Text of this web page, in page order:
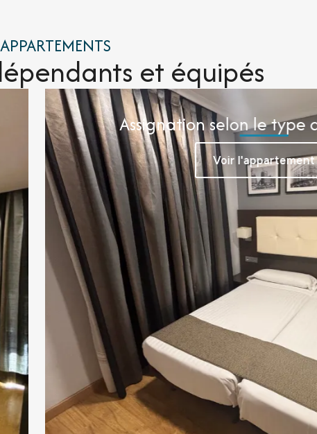
et équipés
Assignation selon le type
Nous classons les hébergements par catégorie
toujours vous proposer l’appartement le plus
conçus selon le même modèle : chambres
et salle de bain
Voir l'appartement